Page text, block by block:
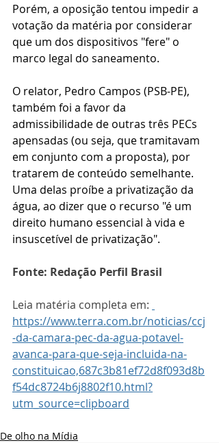
Porém, a oposição tentou impedir a
votação da matéria por considerar
que um dos dispositivos "fere" o
marco legal do saneamento.
O relator, Pedro Campos (PSB-PE),
também foi a favor da
admissibilidade de outras três PECs
apensadas (ou seja, que tramitavam
em conjunto com a proposta), por
tratarem de conteúdo semelhante.
Uma delas proíbe a privatização da
água, ao dizer que o recurso "é um
direito humano essencial à vida e
insuscetível de privatização".
Fonte: Redação Perfil Brasil
Leia matéria completa em:
https://www.terra.com.br/noticias/ccj
-da-camara-pec-da-agua-potavel-
avanca-para-que-seja-incluida-na-
constituicao,687c3b81ef72d8f093d8b
f54dc8724b6j8802f10.html?
utm_source=clipboard
De olho na Mídia